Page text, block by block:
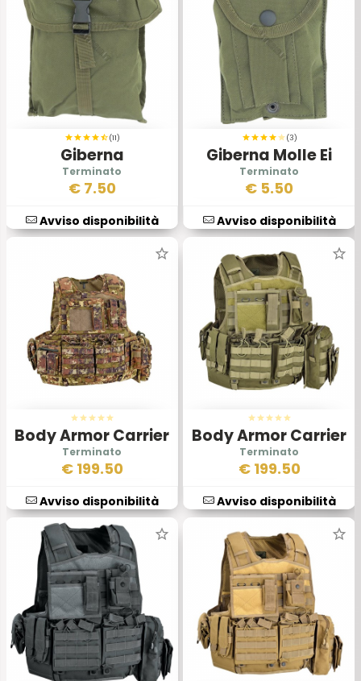
(11)
Giberna
Rettangolare Ei
€ 7.50
Avviso disponibilità
(3)
Giberna Molle Ei
Verde
€ 5.50
Avviso disponibilità
Body Armor Carrier
Set Vegetato
€ 199.50
Avviso disponibilità
Body Armor Carrier
Set Verde
€ 199.50
Avviso disponibilità